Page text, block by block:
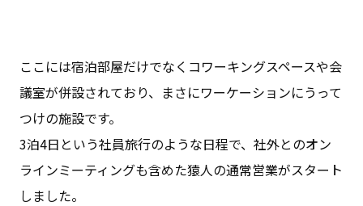
ここには宿泊部屋だけでなくコワーキングスペースや会
議室が併設されており、まさにワーケーションにうって
つけの施設です。
3泊4日という社員旅行のような日程で、社外とのオン
ラインミーティングも含めた猿人の通常営業がスタート
しました。